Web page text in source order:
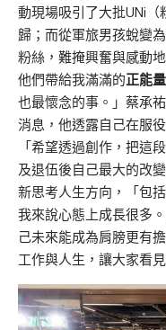
動現場吸引了大批UNi
歸；而從軍旅男孩蛻變
粉絲，難掩興奮與感動
他們帶給我滿滿的正能量
也最懷念的事。」蔡承
消息，他透露自己在服
「希望透過創作，把這
及退伍後自己最大的改
新思考人生方向，「包
我來說心態上成長很多
己未來能成為肩膀更有
工作與人生，讓大家看